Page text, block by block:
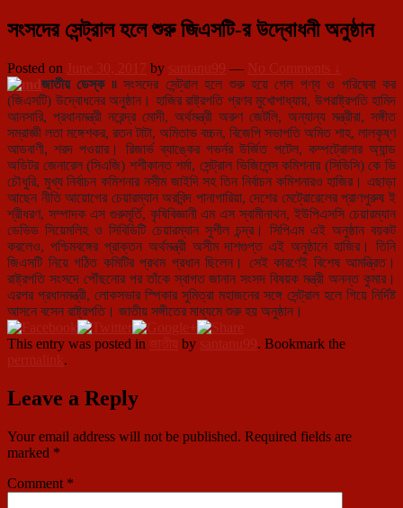
সংসদের সেন্ট্রাল হলে শুরু জিএসটি-র উদ্বোধনী অনুষ্ঠান
Posted on June 30, 2017 by santanu99 — No Comments ↓
জাতীয় ডেস্ক ৷৷সংসদের সেন্ট্রাল হলে শুরু হয়ে গেল পণ্য ও পরিষেবা কর
(জিএসটি) উদ্বোধনের অনুষ্ঠান। হাজির রাষ্ট্রপতি প্রণব মুখোপাধ্যায়, উপরাষ্ট্রপতি হামিদ
আনসারি, প্রধানমন্ত্রী নরেন্দ্র মোদী, অর্থমন্ত্রী অরুণ জেটলি, অন্যান্য মন্ত্রীরা, সঙ্গীত
সম্রাজ্ঞী লতা মঙ্গেশকর, রতন টাটা, অমিতাভ বচ্চন, বিজেপি সভাপতি অমিত শাহ, লালকৃষ্ণ
আডবাণী, শরদ পওয়ার। রিজার্ভ ব্যাঙ্কের গভর্নর উর্জিত পটেল, কম্পট্রোলার অ্যান্ড
অডিটর জেনারেল (সিএজি) শশীকান্ত শর্মা, সেন্ট্রাল ভিজিলেন্স কমিশনার (সিভিসি) কে ভি
চৌধুরি, মুখ্য নির্বাচন কমিশনার নসীম জাইদি সহ তিন নির্বাচন কমিশনারও হাজির। এছাড়া
আছেন নীতি আয়োগের চেয়ারম্যান অরবিন্দ পানাগারিয়া, দেশের মেট্রোরেলের প্রাণপুরুষ ই
শ্রীধরণ, সম্পাদক এস গুরুমূর্তি, কৃষিবিজ্ঞানী এম এস স্বামীনাথন, ইউপিএসসি চেয়ারম্যান
ডেভিড সিয়েমলিহ ও সিবিডিটি চেয়ারম্যান সুশীল চন্দ্র। সিপিএম এই অনুষ্ঠান বয়কট
করলেও, পশ্চিমবঙ্গের প্রাক্তন অর্থমন্ত্রী অসীম দাশগুপ্ত এই অনুষ্ঠানে হাজির। তিনি
জিএসটি নিয়ে গঠিত কমিটির প্রথম প্রধান ছিলেন। সেই কারণেই বিশেষ আমন্ত্রিত।
রাষ্ট্রপতি সংসদে পৌঁছনোর পর তাঁকে স্বাগত জানান সংসদ বিষয়ক মন্ত্রী অনন্ত কুমার।
এরপর প্রধানমন্ত্রী, লোকসভার স্পিকার সুমিত্রা মহাজনের সঙ্গে সেন্ট্রাল হলে গিয়ে নির্দিষ্ট
আসনে বসেন রাষ্ট্রপতি। জাতীয় সঙ্গীতের মাধ্যমে শুরু হয় অনুষ্ঠান।
This entry was posted in জাতীয় by santanu99. Bookmark the
permalink.
Leave a Reply
Your email address will not be published. Required fields are
marked *
Comment *